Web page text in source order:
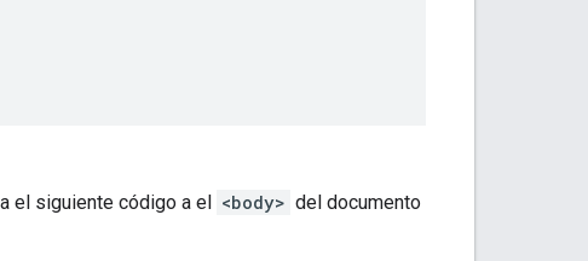
el siguiente código a el <body> del documento